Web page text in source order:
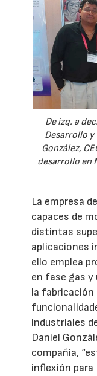
De izq. a
Desarrollo
González,
desarrollo en
La empresa
capaces de
distintas
aplicaciones
ello emplea
en fase gas
la fabricación
industriales
Daniel
compañía,
inflexión